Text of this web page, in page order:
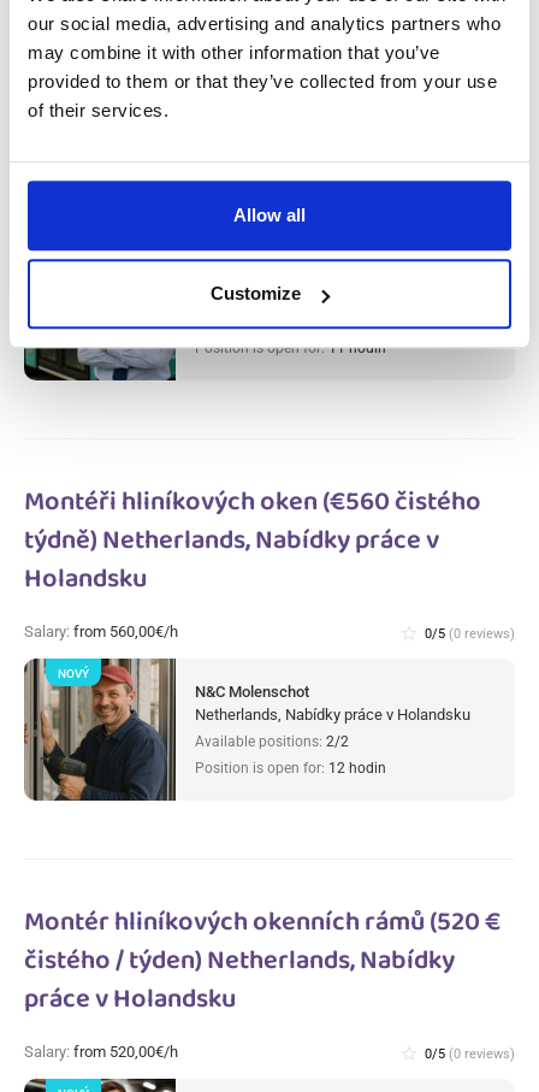
our social media, advertising and analytics partners who
may combine it with other information that you’ve
provided to them or that they’ve collected from your use
of their services.
Allow all
Customize
Řidič autobusu (€600 – €800 čistého
týdně) – Ubytovaní ZDARMA Netherlands,
Nabídky práce v Holandsku
star_border 0/5(0 reviews)
týdně) – Ubytovaní ZDARMA Netherlands,
Netherlands, Nabídky práce v Holandsku
Position is open for:11 hodin
Montéři hliníkových oken (€560 čistého
týdně) Netherlands, Nabídky práce v
Holandsku
Salary: from 560,00€/h star_border 0/5 (0 reviews)
N&C Molenschot
Netherlands, Nabídky práce v Holandsku
Available positions: 2/2
Position is open for: 12 hodin
NOVÝ
Montér hliníkových okenních rámů (520 €
čistého / týden) Netherlands, Nabídky
práce v Holandsku
Salary: from 520,00€/h star_border 0/5 (0 reviews)